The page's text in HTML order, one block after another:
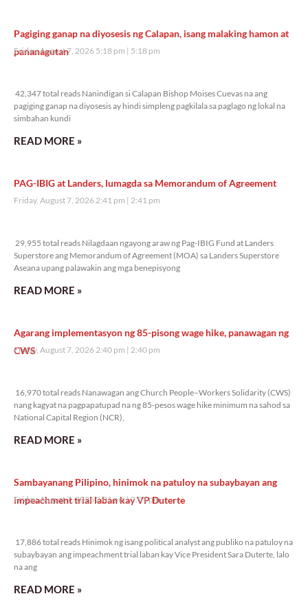
Pagiging ganap na diyosesis ng Calapan, isang malaking hamon at
pananagutan
Friday, August 7, 2026 5:18 pm 5:18 pm
42,347 total reads Nanindigan si Calapan Bishop Moises Cuevas na ang
pagiging ganap na diyosesis ay hindi simpleng pagkilala sa paglago ng lokal na
simbahan kundi
READ MORE »
PAG-IBIG at Landers, lumagda sa Memorandum of Agreement
Friday, August 7, 2026 2:41 pm 2:41 pm
29,955 total reads Nilagdaan ngayong araw ng Pag-IBIG Fund at Landers
Superstore ang Memorandum of Agreement (MOA) sa Landers Superstore
Aseana upang palawakin ang mga benepisyong
READ MORE »
Agarang implementasyon ng 85-pisong wage hike, panawagan ng
CWS
Friday, August 7, 2026 2:40 pm 2:40 pm
16,970 total reads Nanawagan ang Church People–Workers Solidarity (CWS)
nang kagyat na pagpapatupad na ng 85-pesos wage hike minimum na sahod sa
National Capital Region (NCR),
READ MORE »
Sambayanang Pilipino, hinimok na patuloy na subaybayan ang
impeachment trial laban kay VP Duterte
Friday, August 7, 2026 2:01 pm 2:01 pm
17,886 total reads Hinimok ng isang political analyst ang publiko na patuloy na
subaybayan ang impeachment trial laban kay Vice President Sara Duterte, lalo
na ang
READ MORE »